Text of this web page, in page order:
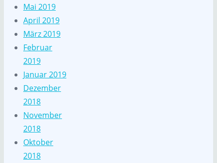
Mai 2019
April 2019
März 2019
Februar
2019
Januar 2019
Dezember
2018
November
2018
Oktober
2018